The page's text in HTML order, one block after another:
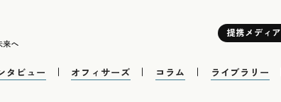
提携メディア
タビュー オフィサーズ コラム ライブラリー